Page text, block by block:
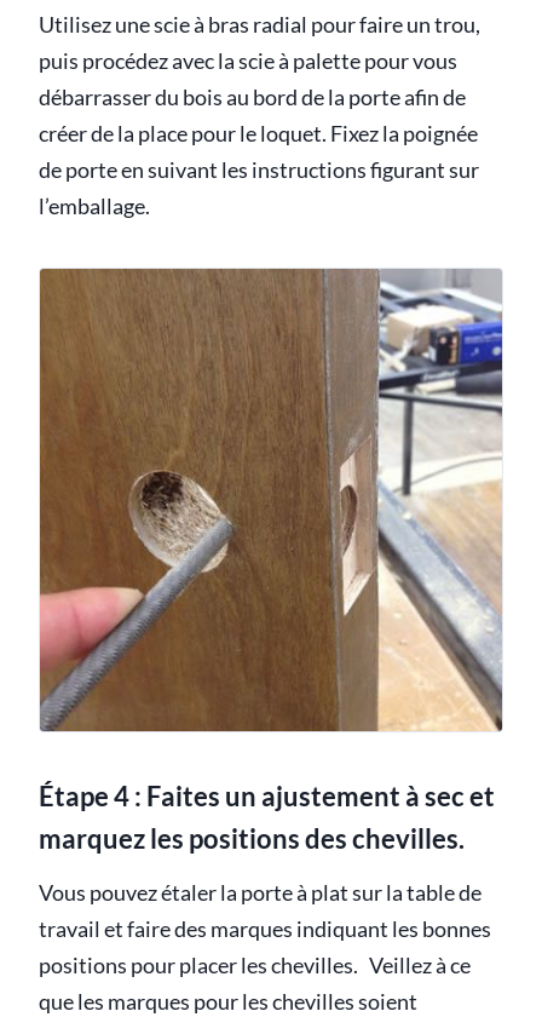
Utilisez une scie à bras radial pour faire un trou,
puis procédez avec la scie à palette pour vous
débarrasser du bois au bord de la porte afin de
créer de la place pour le loquet. Fixez la poignée
de porte en suivant les instructions figurant sur
l’emballage.
Étape 4 : Faites un ajustement à sec et
marquez les positions des chevilles.
Vous pouvez étaler la porte à plat sur la table de
travail et faire des marques indiquant les bonnes
positions pour placer les chevilles. Veillez à ce
que les marques pour les chevilles soient